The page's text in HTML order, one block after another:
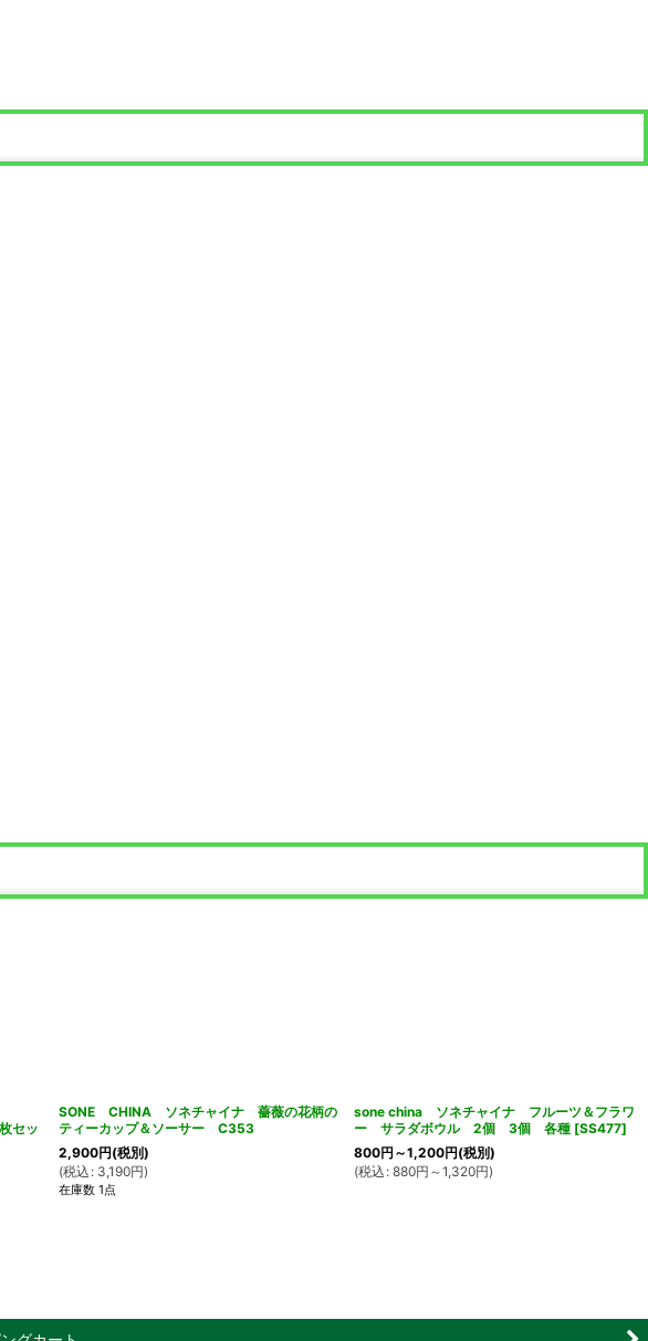
セッ
SONE CHINA ソネチャイナ 薔薇の花柄の
ティーカップ＆ソーサー C353
2,900円(税別)
(税込 : 3,190円)
在庫数 1点
sone china ソネチャイナ フルーツ＆フラワ
ー サラダボウル 2個 3個 各種 [SS477]
800円 ～1,200円(税別)
(税込 : 880円 ～1,320円)